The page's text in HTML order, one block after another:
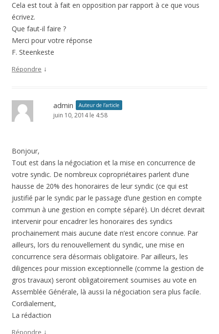
Cela est tout à fait en opposition par rapport à ce que vous
écrivez.
Que faut-il faire ?
Merci pour votre réponse
F. Steenkeste
Répondre ↓
admin Auteur de l’article
juin 10, 2014 le 4:58
Bonjour,
Tout est dans la négociation et la mise en concurrence de
votre syndic. De nombreux copropriétaires parlent d’une
hausse de 20% des honoraires de leur syndic (ce qui est
justifié par le syndic par le passage d’une gestion en compte
commun à une gestion en compte séparé). Un décret devrait
intervenir pour encadrer les honoraires des syndics
prochainement mais aucune date n’est encore connue. Par
ailleurs, lors du renouvellement du syndic, une mise en
concurrence sera désormais obligatoire. Par ailleurs, les
diligences pour mission exceptionnelle (comme la gestion de
gros travaux) seront obligatoirement soumises au vote en
Assemblée Générale, là aussi la négociation sera plus facile.
Cordialement,
La rédaction
Répondre ↓